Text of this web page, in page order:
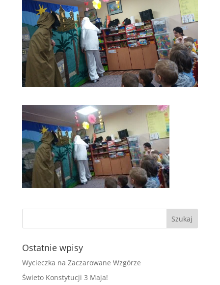
Ostatnie wpisy
Wycieczka na Zaczarowane Wzgórze
Świeto Konstytucji 3 Maja!